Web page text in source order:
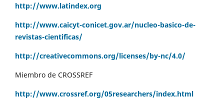
http://www.latindex.org
http://www.caicyt-conicet.gov.ar/nucleo-basico-de-
revistas-cientificas/
http://creativecommons.org/licenses/by-nc/4.0/
Miembro de CROSSREF
http://www.crossref.org/05researchers/index.html